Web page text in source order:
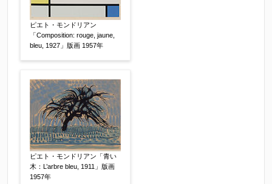
ピエト・モンドリアン
「Composition: rouge, jaune,
bleu, 1927」版画 1957年
ピエト・モンドリアン「青い
木：L’arbre bleu, 1911」版画
1957年